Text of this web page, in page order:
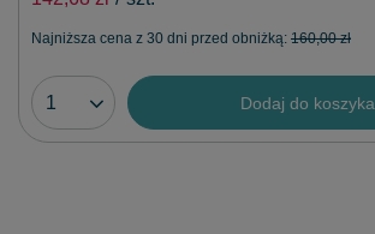
Najniższa cena z 30 dni przed obniżką: 160,00 zł
Dodaj do koszyka